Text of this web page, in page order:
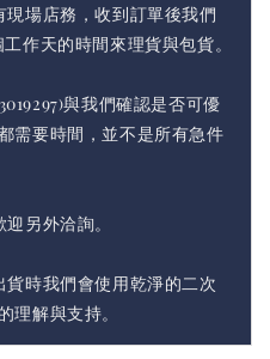
場店務，收到訂單後我們
作天的時間來理貨與包貨。
與我們確認是否可優
需要時間，並不是所有急件
另外洽詢。
時我們會使用乾淨的二次
理解與支持。